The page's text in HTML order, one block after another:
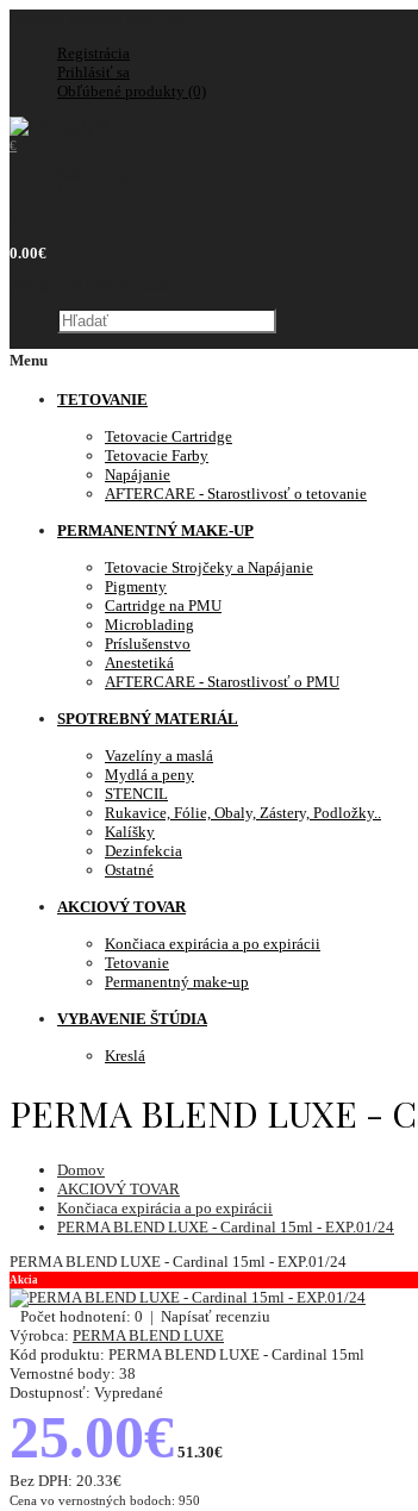
Registrácia
Prihlásiť sa
Obľúbené produkty (0)
€
0.00€
Menu
TETOVANIE
Tetovacie Cartridge
Tetovacie Farby
Napájanie
AFTERCARE - Starostlivosť o tetovanie
PERMANENTNÝ MAKE-UP
Tetovacie Strojčeky a Napájanie
Pigmenty
Cartridge na PMU
Microblading
Príslušenstvo
Anestetiká
AFTERCARE - Starostlivosť o PMU
SPOTREBNÝ MATERIÁL
Vazelíny a maslá
Mydlá a peny
STENCIL
Rukavice, Fólie, Obaly, Zástery, Podložky..
Kalíšky
Dezinfekcia
Ostatné
AKCIOVÝ TOVAR
Končiaca expirácia a po expirácii
Tetovanie
Permanentný make-up
VYBAVENIE ŠTÚDIA
Kreslá
PERMA BLEND LUXE -
Domov
AKCIOVÝ TOVAR
Končiaca expirácia a po expirácii
PERMA BLEND LUXE - Cardinal 15ml - EXP.01/24
PERMA BLEND LUXE - Cardinal 15ml - EXP.01/24
Akcia
Počet hodnotení: 0 | Napísať recenziu
Výrobca: PERMA BLEND LUXE
Kód produktu: PERMA BLEND LUXE - Cardinal 15ml
Vernostné body: 38
Dostupnosť: Vypredané
25.00€ 51.30€
Bez DPH: 20.33€
Cena vo vernostných bodoch: 950